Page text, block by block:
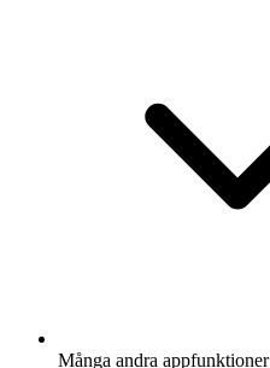
Många andra appfunktioner